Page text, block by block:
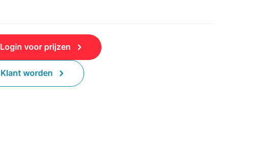
Login voor prijzen
Klant worden